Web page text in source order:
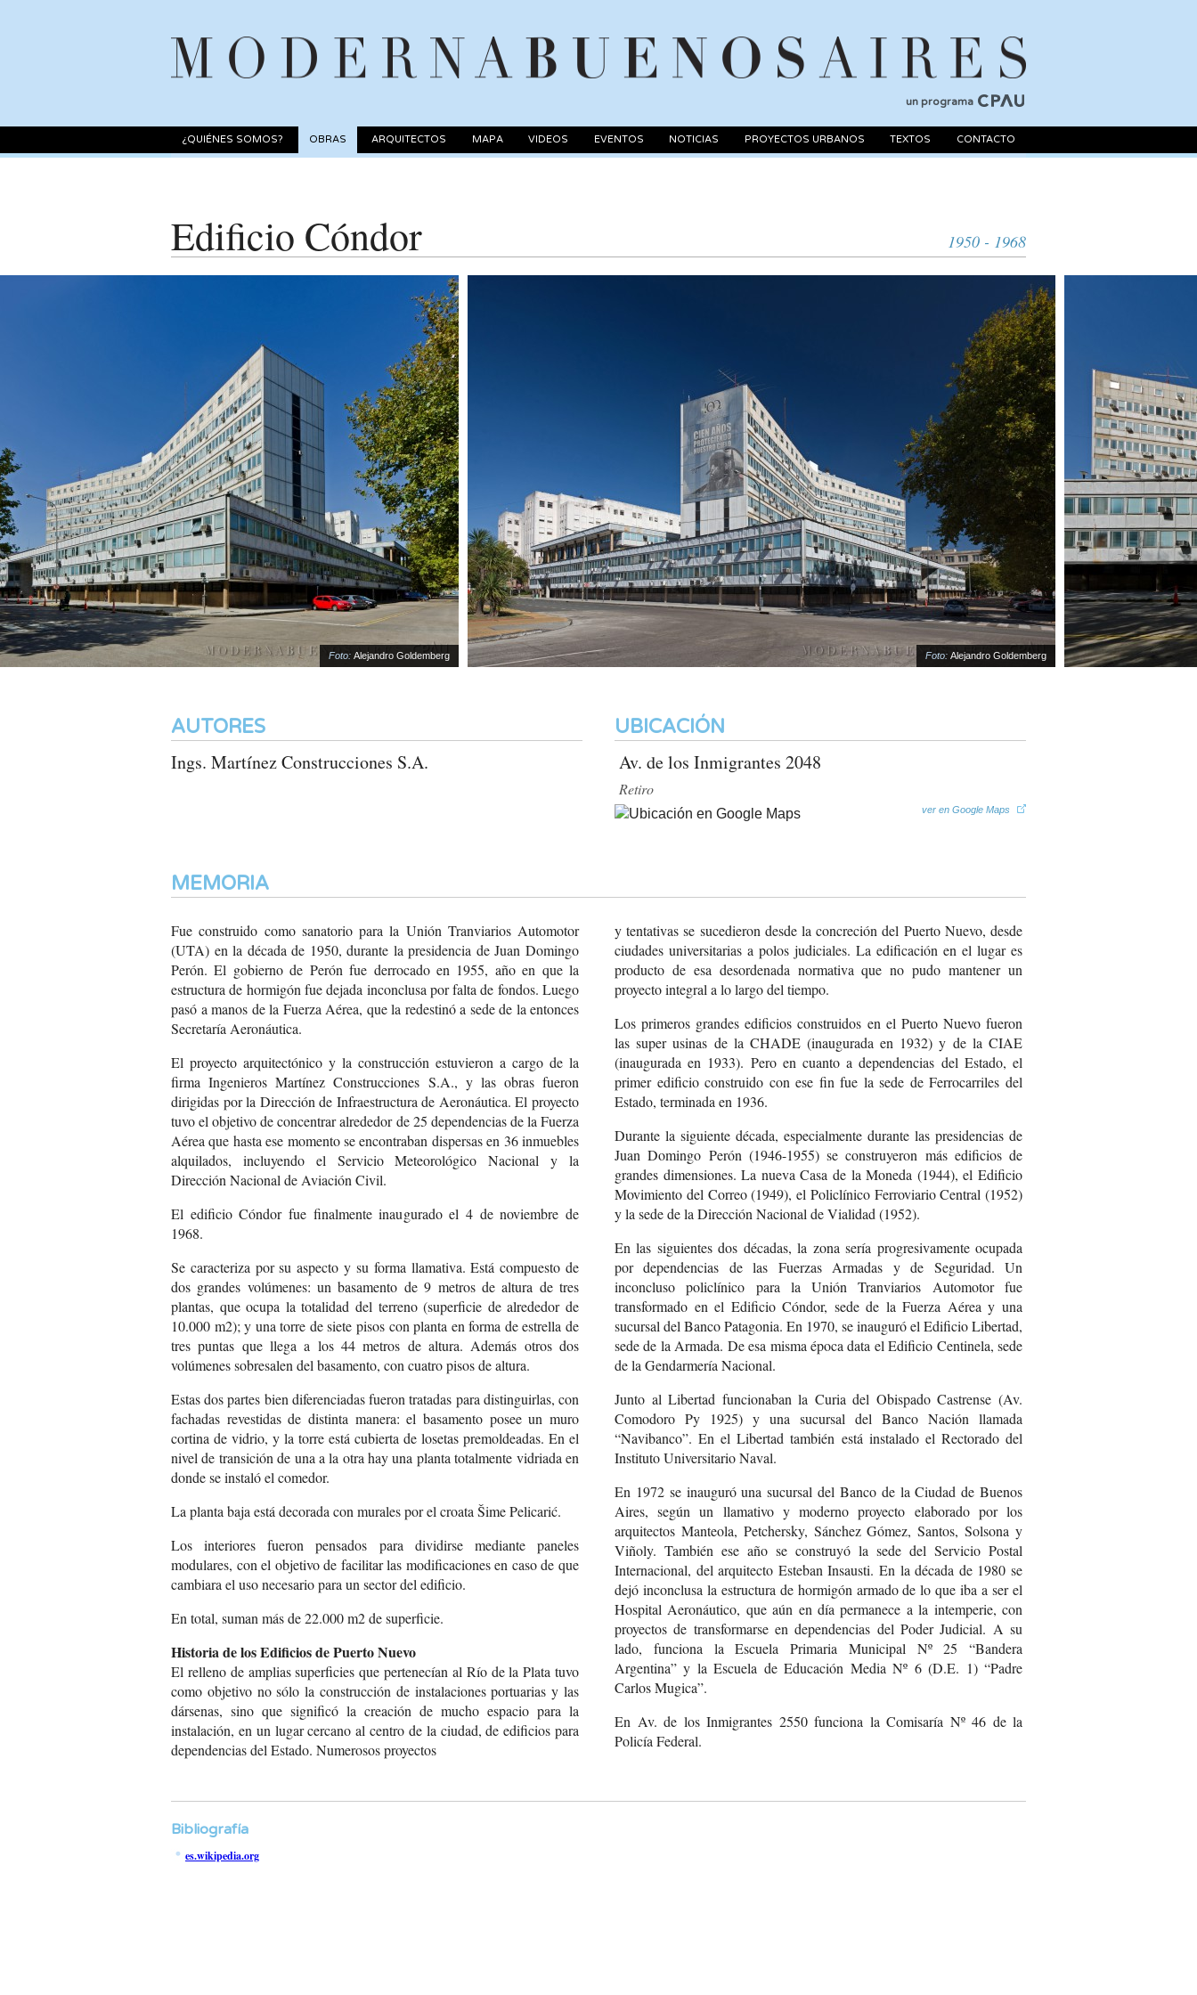
un programa
¿QUIÉNES SOMOS? OBRAS ARQUITECTOS MAPA VIDEOS EVENTOS NOTICIAS PROYECTOS URBANOS TEXTOS CONTACTO
Edificio Cóndor 1950 - 1968
Foto:Alejandro Goldemberg Foto:Alejandro Goldemberg
AUTORES
Ings. Martínez Construcciones S.A.
UBICACIÓN
Av. de los Inmigrantes 2048
Retiro
ver en Google Maps
MEMORIA
Fue construido como sanatorio para la Unión Tranviarios Automotor
(UTA) en la década de 1950, durante la presidencia de Juan Domingo
Perón. El gobierno de Perón fue derrocado en 1955, año en que la
estructura de hormigón fue dejada inconclusa por falta de fondos. Luego
pasó a manos de la Fuerza Aérea, que la redestinó a sede de la entonces
Secretaría Aeronáutica.
El proyecto arquitectónico y la construcción estuvieron a cargo de la
firma Ingenieros Martínez Construcciones S.A., y las obras fueron
dirigidas por la Dirección de Infraestructura de Aeronáutica. El proyecto
tuvo el objetivo de concentrar alrededor de 25 dependencias de la Fuerza
Aérea que hasta ese momento se encontraban dispersas en 36 inmuebles
alquilados, incluyendo el Servicio Meteorológico Nacional y la
Dirección Nacional de Aviación Civil.
El edificio Cóndor fue finalmente inaugurado el 4 de noviembre de
1968.
Se caracteriza por su aspecto y su forma llamativa. Está compuesto de
dos grandes volúmenes: un basamento de 9 metros de altura de tres
plantas, que ocupa la totalidad del terreno (superficie de alrededor de
10.000 m2); y una torre de siete pisos con planta en forma de estrella de
tres puntas que llega a los 44 metros de altura. Además otros dos
volúmenes sobresalen del basamento, con cuatro pisos de altura.
Estas dos partes bien diferenciadas fueron tratadas para distinguirlas, con
fachadas revestidas de distinta manera: el basamento posee un muro
cortina de vidrio, y la torre está cubierta de losetas premoldeadas. En el
nivel de transición de una a la otra hay una planta totalmente vidriada en
donde se instaló el comedor.
La planta baja está decorada con murales por el croata Šime Pelicarić.
Los interiores fueron pensados para dividirse mediante paneles
modulares, con el objetivo de facilitar las modificaciones en caso de que
cambiara el uso necesario para un sector del edificio.
En total, suman más de 22.000 m2 de superficie.
Historia de los Edificios de Puerto Nuevo
El relleno de amplias superficies que pertenecían al Ríode la Plata tuvo
como objetivo no sólo la construcción de instalaciones portuarias y las
dársenas, sino que significó la creación de mucho espacio para la
instalación, en un lugar cercano al centro de la ciudad, de edificios para
dependencias del Estado. Numerosos proyectos
y tentativas se sucedieron desde la concreción del Puerto Nuevo, desde
ciudades universitarias a polos judiciales. La edificación en el lugar es
producto de esa desordenada normativa que no pudo mantener un
proyecto integral a lo largo del tiempo.
Los primeros grandes edificios construidos en el Puerto Nuevo fueron
las super usinas de la CHADE (inaugurada en 1932) y de la CIAE
(inaugurada en 1933). Pero en cuanto a dependencias del Estado, el
primer edificio construido con ese fin fue la sede de Ferrocarriles del
Estado, terminada en 1936.
Durante la siguiente década, especialmente durante las presidencias de
Juan Domingo Perón (1946-1955) se construyeron más edificios de
grandes dimensiones. La nueva Casa de la Moneda (1944), el Edificio
Movimiento del Correo (1949), el Policlínico Ferroviario Central (1952)
y la sede de la Dirección Nacional de Vialidad (1952).
En las siguientes dos décadas, la zona sería progresivamente ocupada
por dependencias de las Fuerzas Armadas y de Seguridad. Un
inconcluso policlínico para la Unión Tranviarios Automotor fue
transformado en el Edificio Cóndor, sede de la Fuerza Aérea y una
sucursal del Banco Patagonia. En 1970, se inauguró el Edificio Libertad,
sede de la Armada. De esa misma época data el Edificio Centinela, sede
de la Gendarmería Nacional.
Junto al Libertad funcionaban la Curia del Obispado Castrense (Av.
Comodoro Py 1925) y una sucursal del Banco Nación llamada
“Navibanco”. En el Libertad también está instalado el Rectorado del
Instituto Universitario Naval.
En 1972 se inauguró una sucursal del Banco de la Ciudad de Buenos
Aires, según un llamativo y moderno proyecto elaborado por los
arquitectos Manteola, Petchersky, Sánchez Gómez, Santos, Solsona y
Viñoly. También ese año se construyó la sede del Servicio Postal
Internacional, del arquitecto Esteban Insausti. En la década de 1980 se
dejó inconclusa la estructura de hormigón armado de lo que iba a ser el
Hospital Aeronáutico, que aún en día permanece a la intemperie, con
proyectos de transformarse en dependencias del Poder Judicial. A su
lado, funciona la Escuela Primaria Municipal Nº 25 “Bandera
Argentina” y la Escuela de Educación Media Nº 6 (D.E. 1) “Padre
Carlos Mugica”.
En Av. de los Inmigrantes 2550 funciona la Comisaría Nº 46 de la
Policía Federal.
Bibliografía
es.wikipedia.org